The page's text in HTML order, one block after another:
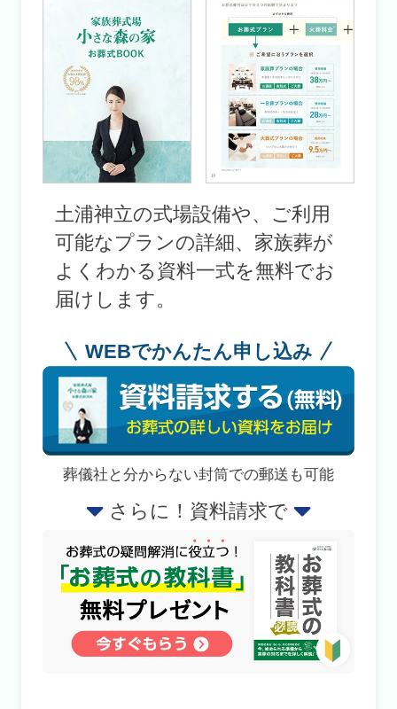
土浦神立の式場設備や、ご利用
可能なプランの詳細、家族葬が
よくわかる資料一式を無料でお
届けします。
WEBでかんたん申し込み
葬儀社と分からない封筒での郵送も可能
さらに！資料請求で